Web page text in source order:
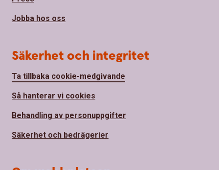
Jobba hos oss
Säkerhet och integritet
Ta tillbaka cookie-medgivande
Så hanterar vi cookies
Behandling av personuppgifter
Säkerhet och bedrägerier